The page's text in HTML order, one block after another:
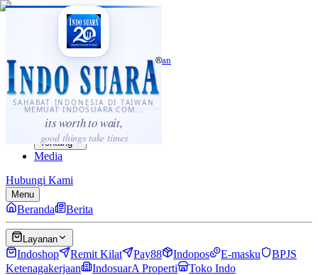
SAHABAT INDONESIA DI TAIWAN
MEMUAT INDOSUARA.COM...
its worth to wait,
good things take times
·...
⌘K
Sahabat Indonesia di Taiwan
Berita
Layanan
Komunitas
Panduan
Tentang
Media
Hubungi Kami
Menu
Beranda Berita
Layanan
Indoshop Remit Kilat Pay88 Indopos E-masku
BPJS
Ketenagakerjaan
IndosuarA Properti Toko Indo